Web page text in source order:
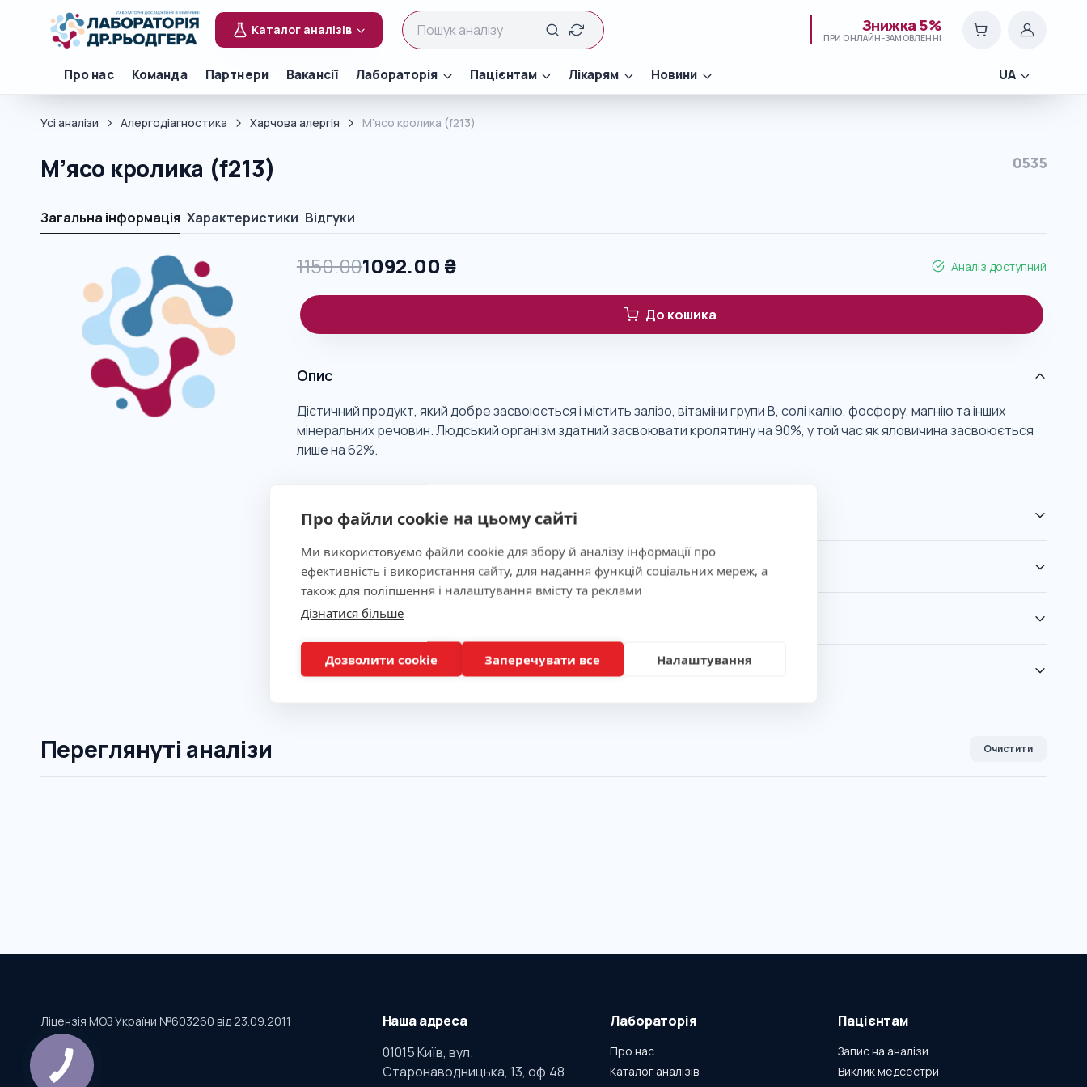
Про файли cookie на цьому сайті
Ми використовуємо файли cookie для збору й аналізу інформації про
ефективність і використання сайту, для надання функцій соціальних мереж, а
також для поліпшення і налаштування вмісту та реклами
Дізнатися більше
Дозволити cookie Заперечувати все Налаштування
Каталог аналізів Знижка 5%
ПРИ ОНЛАЙН-ЗАМОВЛЕННІ
Про нас Команда Партнери Вакансії Лабораторія Пацієнтам Лікарям Новини UA
Усі аналізи Алергодіагностика Харчова алергія М’ясо кролика (f213)
М’ясо кролика (f213) 0535
Загальна інформація Характеристики Відгуки
1150.001092.00 ₴ Аналіз доступний
До кошика
Опис
Дієтичний продукт, який добре засвоюється і містить залізо, вітаміни групи В, солі калію, фосфору, магнію та інших
мінеральних речовин. Людський організм здатний засвоювати кролятину на 90%, у той час як яловичина засвоюється
лише на 62%.
Клінічна значимість
Показання
Метод
Підготовка
Переглянуті аналізи Очистити
Ліцензія МОЗ України №603260 від 23.09.2011
Наша адреса
01015 Київ, вул.
Старонаводницька, 13, оф.48
Лабораторія
Про нас
Каталог аналізів
Пацієнтам
Запис на аналізи
Виклик медсестри